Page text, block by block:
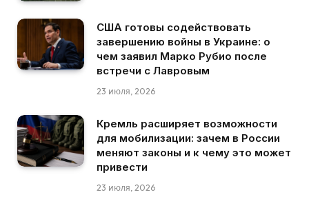
США готовы содействовать
завершению войны в Украине: о
чем заявил Марко Рубио после
встречи с Лавровым
23 июля, 2026
Кремль расширяет возможности
для мобилизации: зачем в России
меняют законы и к чему это может
привести
23 июля, 2026